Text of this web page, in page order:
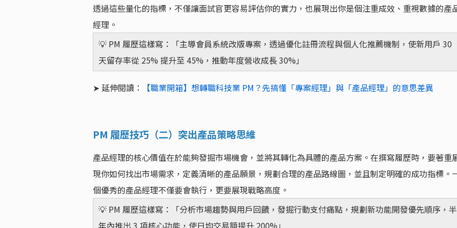
透過這些量化的指標，不僅讓面試官更容易評估你的實力，也展現出你是個注重成效、重視數據的產
經理。
💡 PM 履歷這樣寫：「主導會員系統改版專案，透過優化註冊流程與個人化推薦機制，使新用戶 30
天留存率從 25% 提升至 45%，推動年度營收成長 30%」
➤ 延伸閱讀： 【職業開箱】想轉職科技業 PM？先搞懂「專案經理」與「產品經理」的意思差異
PM 履歷技巧（二）突出產品策略思維
產品經理的核心價值在於能夠發掘市場機會，並將其轉化為具體的產品方案。在撰寫履歷時，要著重
現你如何找出市場需求，定義清晰的產品願景，規劃合理的產品路線圖，並且制定明確的成功指標。
個優秀的產品經理不僅要會執行，更要展現戰略高度。
💡 PM 履歷這樣寫：「分析市場趨勢與用戶回饋，發掘行動支付痛點，規劃新功能開發優先順序，半
年內推出 3 項核心功能，使日均交易額提升 200%」